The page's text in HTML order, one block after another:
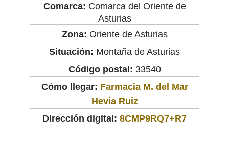
Comarca: Comarca del Oriente de
Asturias
Zona: Oriente de Asturias
Situación: Montaña de Asturias
Código postal: 33540
Cómo llegar: Farmacia M. del Mar
Hevia Ruiz
Dirección digital: 8CMP9RQ7+R7